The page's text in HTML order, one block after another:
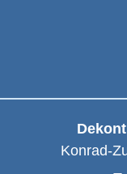
Konrad-